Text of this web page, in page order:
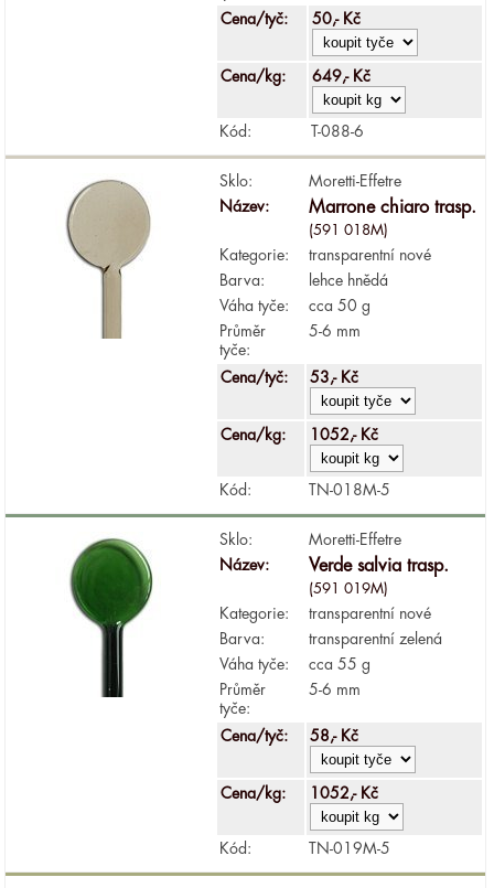
Cena/tyč: 50,- Kč
Cena/kg: 649,- Kč
Kód: T-088-6
Sklo:
Moretti-Effetre
Název:
Marrone chiaro trasp.
(591 018M)
Kategorie:
transparentní nové
Barva:
lehce hnědá
Váha tyče:
cca 50 g
Průměr
tyče:
5-6 mm
Cena/tyč: 53,- Kč
Cena/kg: 1052,- Kč
Kód: TN-018M-5
Sklo:
Moretti-Effetre
Název:
Verde salvia trasp.
(591 019M)
Kategorie:
transparentní nové
Barva:
transparentní zelená
Váha tyče:
cca 55 g
Průměr
tyče:
5-6 mm
Cena/tyč: 58,- Kč
Cena/kg: 1052,- Kč
Kód: TN-019M-5